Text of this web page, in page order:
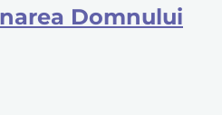
Domnului